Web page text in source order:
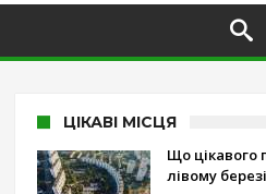
ЦІКАВІ МІСЦЯ
Що цікавого
лівому